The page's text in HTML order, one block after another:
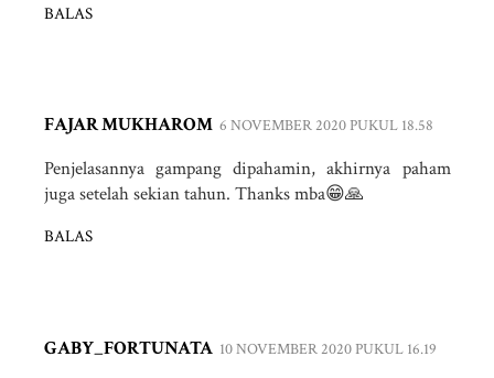
BALAS
FAJAR MUKHAROM 6 NOVEMBER 2020 PUKUL 18.58
Penjelasannya gampang dipahamin, akhirnya paham
juga setelah sekian tahun. Thanks mba😁🙏
BALAS
GABY_FORTUNATA 10 NOVEMBER 2020 PUKUL 16.19